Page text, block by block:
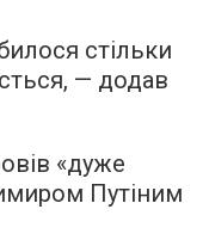
стільки
— додав
«дуже
Путіним